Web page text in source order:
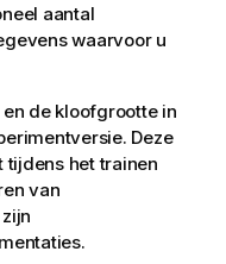
aantal
waarvoor u
de kloofgrootte in
Deze
tijdens het trainen
van